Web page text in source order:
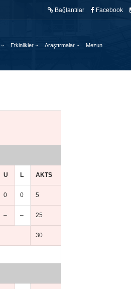
Bağlantılar Facebook
Etkinlikler Araştırmalar Mezun
U L AKTS
0 0 5
– – 25
30